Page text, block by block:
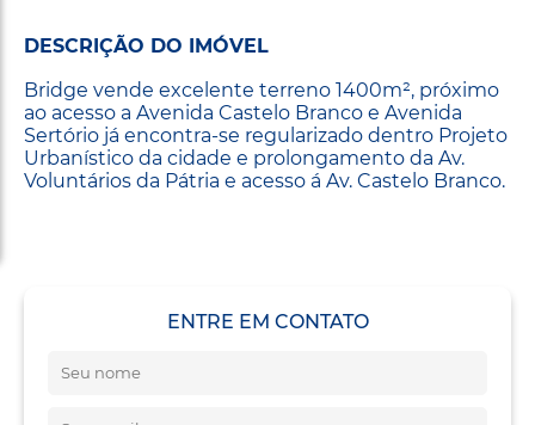
DESCRIÇÃO DO IMÓVEL
Bridge vende excelente terreno 1400m², próximo
ao acesso a Avenida Castelo Branco e Avenida
Sertório já encontra-se regularizado dentro Projeto
Urbanístico da cidade e prolongamento da Av.
Voluntários da Pátria e acesso á Av. Castelo Branco.
ENTRE EM CONTATO